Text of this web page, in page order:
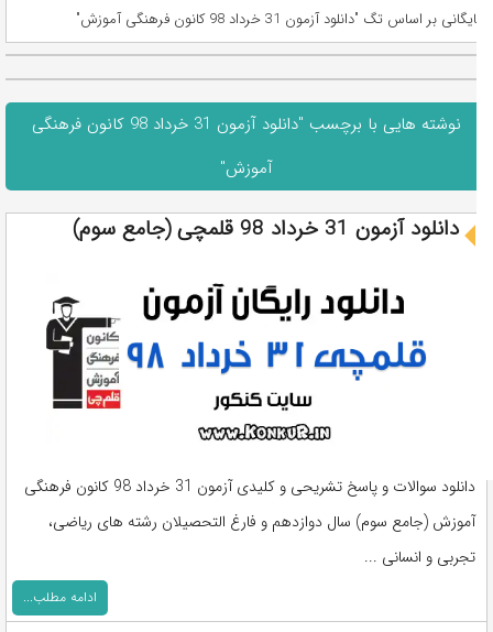
بایگانی بر اساس تگ "دانلود آزمون 31 خرداد 98 کانون فرهنگی آموزش"
نوشته هایی با برچسب "دانلود آزمون 31 خرداد 98 کانون فرهنگی
آموزش"
دانلود آزمون 31 خرداد 98 قلمچی (جامع سوم)
دانلود سوالات و پاسخ تشریحی و کلیدی آزمون 31 خرداد 98 کانون فرهنگی
آموزش (جامع سوم) سال دوازدهم و فارغ التحصیلان رشته های ریاضی،
تجربی و انسانی ...
ادامه مطلب...